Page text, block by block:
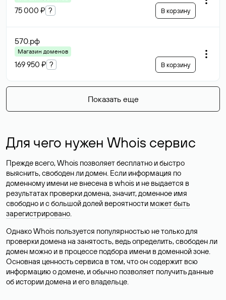
75 000 ₽ ? В корзину
570.рф
Магазин доменов
169 950 ₽ ? В корзину
Показать еще
Для чего нужен Whois сервис
Прежде всего, Whois позволяет бесплатно и быстро
выяснить, свободен ли домен. Если информация по
доменному имени не внесена в whois и не выдается в
результатах проверки домена, значит, доменное имя
свободно и с большой долей вероятности может быть
зарегистрировано.
Однако Whois пользуется популярностью не только для
проверки домена на занятость, ведь определить, свободен ли
домен можно и в процессе подбора имени в доменной зоне.
Основная ценность сервиса в том, что он содержит всю
информацию о домене, и обычно позволяет получить данные
об истории домена и его владельце.